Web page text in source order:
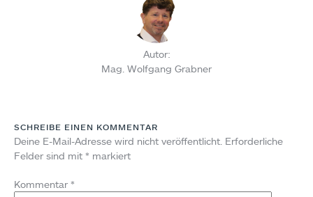
Autor:
Mag. Wolfgang Grabner
SCHREIBE EINEN KOMMENTAR
Deine E-Mail-Adresse wird nicht veröffentlicht. Erforderliche
Felder sind mit * markiert
Kommentar *